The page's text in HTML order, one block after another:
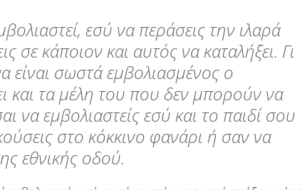
εσύ να περάσεις την ιλαρά
σε κάποιον και αυτός να καταλήξει. Γι
είναι σωστά εμβολιασμένος ο
και τα μέλη του που δεν μπορούν να
να εμβολιαστείς εσύ και το παιδί σου
στο κόκκινο φανάρι ή σαν να
εθνικής οδού.